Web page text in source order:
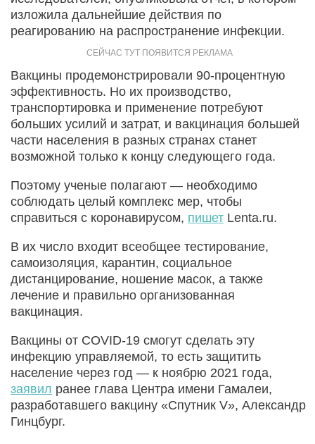
изложила дальнейшие действия по
реагированию на распространение инфекции.
Вакцины продемонстрировали 90-процентную
эффективность. Но их производство,
транспортировка и применение потребуют
больших усилий и затрат, и вакцинация большей
части населения в разных странах станет
возможной только к концу следующего года.
Поэтому ученые полагают — необходимо
соблюдать целый комплекс мер, чтобы
справиться с коронавирусом, пишет Lenta.ru.
В их число входит всеобщее тестирование,
самоизоляция, карантин, социальное
дистанцирование, ношение масок, а также
лечение и правильно организованная
вакцинация.
Вакцины от COVID-19 смогут сделать эту
инфекцию управляемой, то есть защитить
население через год — к ноябрю 2021 года,
заявил ранее глава Центра имени Гамалеи,
разработавшего вакцину «Спутник V», Александр
Гинцбург.